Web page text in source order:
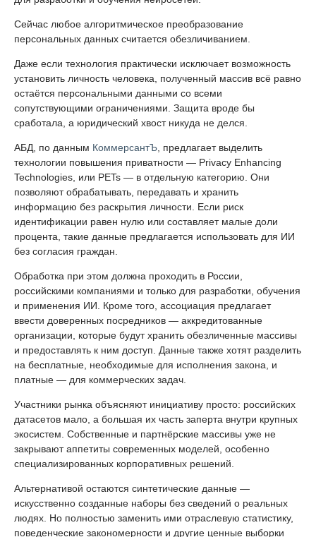
Сейчас любое алгоритмическое преобразование
персональных данных считается обезличиванием.
Даже если технология практически исключает возможность
установить личность человека, полученный массив всё равно
остаётся персональными данными со всеми
сопутствующими ограничениями. Защита вроде бы
сработала, а юридический хвост никуда не делся.
АБД, по данным КоммерсантЪ, предлагает выделить
технологии повышения приватности — Privacy Enhancing
Technologies, или PETs — в отдельную категорию. Они
позволяют обрабатывать, передавать и хранить
информацию без раскрытия личности. Если риск
идентификации равен нулю или составляет малые доли
процента, такие данные предлагается использовать для ИИ
без согласия граждан.
Обработка при этом должна проходить в России,
российскими компаниями и только для разработки, обучения
и применения ИИ. Кроме того, ассоциация предлагает
ввести доверенных посредников — аккредитованные
организации, которые будут хранить обезличенные массивы
и предоставлять к ним доступ. Данные также хотят разделить
на бесплатные, необходимые для исполнения закона, и
платные — для коммерческих задач.
Участники рынка объясняют инициативу просто: российских
датасетов мало, а большая их часть заперта внутри крупных
экосистем. Собственные и партнёрские массивы уже не
закрывают аппетиты современных моделей, особенно
специализированных корпоративных решений.
Альтернативой остаются синтетические данные —
искусственно созданные наборы без сведений о реальных
людях. Но полностью заменить ими отраслевую статистику,
поведенческие закономерности и другие ценные выборки